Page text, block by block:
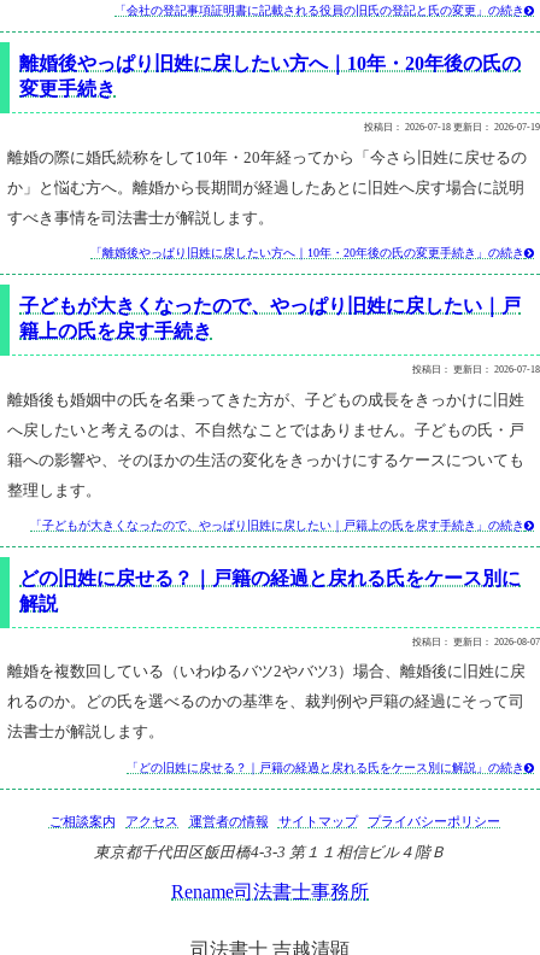
「会社の登記事項証明書に記載される役員の旧氏の登記と氏の変更」の続き
離婚後やっぱり旧姓に戻したい方へ｜10年・20年後の氏の
変更手続き
投稿日： 2026-07-18 更新日： 2026-07-19
離婚の際に婚氏続称をして10年・20年経ってから「今さら旧姓に戻せるの
か」と悩む方へ。離婚から長期間が経過したあとに旧姓へ戻す場合に説明
すべき事情を司法書士が解説します。
「離婚後やっぱり旧姓に戻したい方へ｜10年・20年後の氏の変更手続き」の続き
子どもが大きくなったので、やっぱり旧姓に戻したい｜戸
籍上の氏を戻す手続き
投稿日： 更新日： 2026-07-18
離婚後も婚姻中の氏を名乗ってきた方が、子どもの成長をきっかけに旧姓
へ戻したいと考えるのは、不自然なことではありません。子どもの氏・戸
籍への影響や、そのほかの生活の変化をきっかけにするケースについても
整理します。
「子どもが大きくなったので、やっぱり旧姓に戻したい｜戸籍上の氏を戻す手続き」の続き
どの旧姓に戻せる？｜戸籍の経過と戻れる氏をケース別に
解説
投稿日： 更新日： 2026-08-07
離婚を複数回している（いわゆるバツ2やバツ3）場合、離婚後に旧姓に戻
れるのか。どの氏を選べるのかの基準を、裁判例や戸籍の経過にそって司
法書士が解説します。
「どの旧姓に戻せる？｜戸籍の経過と戻れる氏をケース別に解説」の続き
ご相談案内 アクセス 運営者の情報 サイトマップ プライバシーポリシー
東京都千代田区飯田橋4-3-3 第１１相信ビル４階Ｂ
Rename司法書士事務所
司法書士 吉越清顕